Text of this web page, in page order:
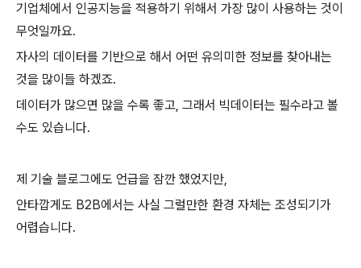
기업체에서 인공지능을 적용하기 위해서 가장 많이 사용하는 것이
무엇일까요.
자사의 데이터를 기반으로 해서 어떤 유의미한 정보를 찾아내는
것을 많이들 하겠죠.
데이터가 많으면 많을 수록 좋고, 그래서 빅데이터는 필수라고 볼
수도 있습니다.
제 기술 블로그에도 언급을 잠깐 했었지만,
안타깝게도 B2B에서는 사실 그럴만한 환경 자체는 조성되기가
어렵습니다.